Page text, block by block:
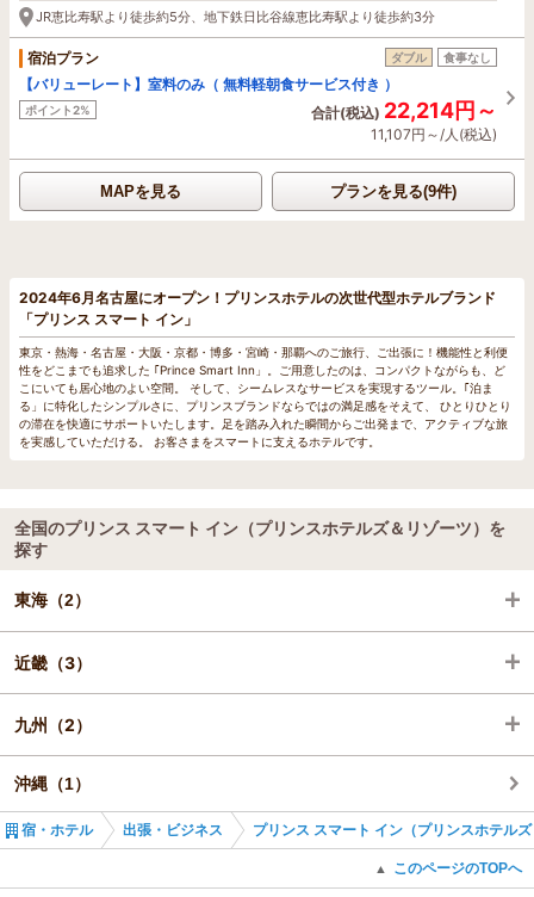
JR恵比寿駅より徒歩約5分、地下鉄日比谷線恵比寿駅より徒歩約3分
宿泊プラン ダブル 食事なし
【バリューレート】室料のみ（ 無料軽朝食サービス付き ）
ポイント2% 合計(税込) 22,214円～
11,107円～/人(税込)
MAPを見る プランを見る(9件)
2024年6月名古屋にオープン！プリンスホテルの次世代型ホテルブランド
「プリンス スマート イン」
東京・熱海・名古屋・大阪・京都・博多・宮崎・那覇へのご旅行、ご出張に！機能性と利便
性をどこまでも追求した ｢Prince Smart Inn」。ご用意したのは、コンパクトながらも、ど
こにいても居心地のよい空間。 そして、シームレスなサービスを実現するツール。｢泊ま
る」に特化したシンプルさに、プリンスブランドならではの満足感をそえて、 ひとりひとり
の滞在を快適にサポートいたします。足を踏み入れた瞬間からご出発まで、アクティブな旅
を実感していただける。 お客さまをスマートに支えるホテルです。
全国のプリンス スマート イン（プリンスホテルズ＆リゾーツ）を
探す
東海（2）
静岡（1）
愛知（1）
近畿（3）
京都（2）
大阪（1）
九州（2）
福岡（1）
宮崎（1）
沖縄（1）
宿・ホテル 出張・ビジネス プリンス スマート イン（プリンスホテル
▲ このページのTOPへ